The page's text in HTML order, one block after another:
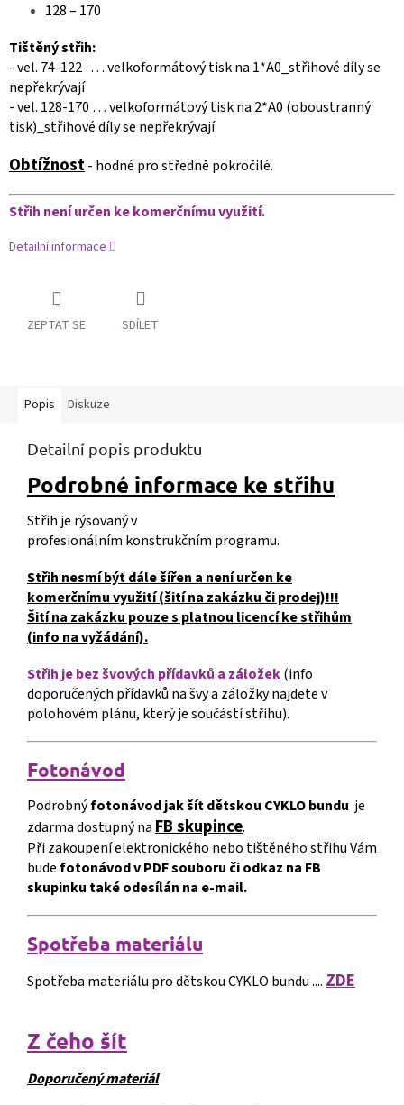
128 – 170
Tištěný střih:
- vel. 74-122 … velkoformátový tisk na 1*A0_střihové díly se
nepřekrývají
- vel. 128-170 … velkoformátový tisk na 2*A0 (oboustranný
tisk)_střihové díly se nepřekrývají
Obtížnost- hodné pro středně pokročilé.
Střih není určen ke komerčnímu využití.
Detailní informace
ZEPTAT SE SDÍLET
Popis Diskuze
Detailní popis produktu
Podrobné informace ke střihu
Střih je rýsovaný v
profesionálním konstrukčním programu.
Střih nesmí být dále šířen a není určen ke
komerčnímu využití (šití na zakázku či prodej)!!!
Šití na zakázku pouze s platnou licencí ke střihům
(info na vyžádání).
Střih je bez švových přídavků a záložek(info
doporučených přídavků na švy a záložky najdete v
polohovém plánu, který je součástí střihu).
Fotonávod
Podrobnýfotonávod jak šít dětskou CYKLO bundu je
zdarma dostupný naFB skupince.
Při zakoupení elektronického nebo tištěného střihu Vám
budefotonávod v PDF souboru či odkaz na FB
skupinku také odesílán na e-mail.
Spotřeba materiálu
Spotřeba materiálu pro dětskou CYKLO bundu ....ZDE
Z čeho šít
Doporučený materiál